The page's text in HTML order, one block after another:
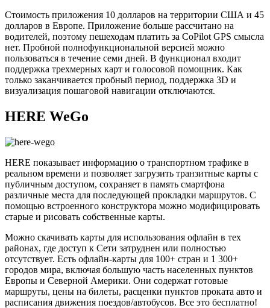
Стоимость приложения 10 долларов на территории США и 45
долларов в Европе. Приложение больше рассчитано на
водителей, поэтому пешеходам платить за CoPilot GPS смысла
нет. Пробной полнофункциональной версией можно
пользоваться в течение семи дней. В функционал входит
поддержка трехмерных карт и голосовой помощник. Как
только заканчивается пробный период, поддержка 3D и
визуализация пошаговой навигации отключаются.
HERE WeGo
HERE показывает информацию о транспортном трафике в
реальном времени и позволяет загрузить транзитные карты с
публичным доступом, сохраняет в память смартфона
различные места для последующей прокладки маршрутов. С
помощью встроенного конструктора можно модифицировать
старые и рисовать собственные карты.
Можно скачивать карты для использования офлайн в тех
районах, где доступ к Сети затруднен или полностью
отсутствует. Есть офлайн-карты для 100+ стран и 1 300+
городов мира, включая большую часть населенных пунктов
Европы и Северной Америки. Они содержат готовые
маршруты, цены на билеты, расценки пунктов проката авто и
расписания движения поездов/автобусов. Все это бесплатно!